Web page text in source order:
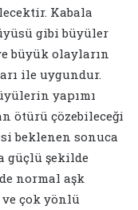
Kabala
gibi büyüler
büyük olayların
ile uygundur.
yapımı
ötürü çözebileceği
beklenen sonuca
güçlü şekilde
normal aşk
çok yönlü